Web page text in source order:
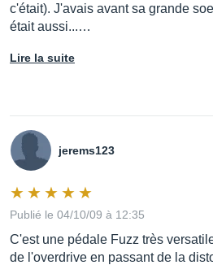
c'était). J'avais avant sa grande
était aussi...…
Lire la suite
jerems123
Publié le 04/10/09 à 12:35
C'est une pédale Fuzz très
de l'overdrive en passant de la